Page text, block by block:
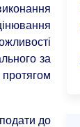
за
до